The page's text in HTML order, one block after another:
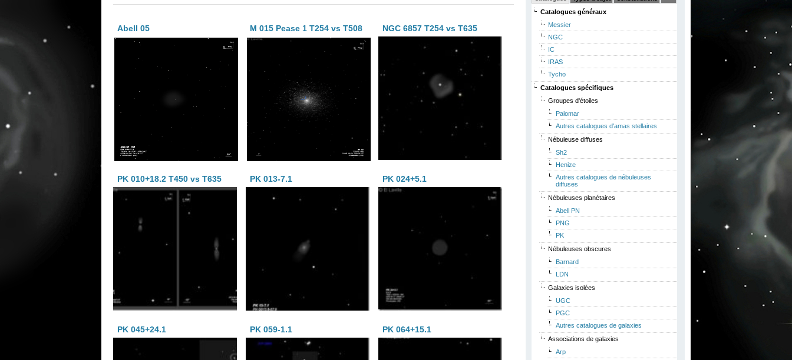
Abell 05 M 015 Pease 1 T254 vs T508 NGC 6857 T254 vs T635
PK 010+18.2 T450 vs T635 PK 013-7.1 PK 024+5.1
PK 045+24.1 PK 059-1.1 PK 064+15.1
Catalogues généraux
Messier
NGC
IC
IRAS
Tycho
Catalogues spécifiques
Groupes d'étoiles
Palomar
Autres catalogues d'amas stellaires
Nébuleuse diffuses
Sh2
Henize
Autres catalogues de nébuleuses
diffuses
Nébuleuses planétaires
Abell PN
PNG
PK
Nébuleuses obscures
Barnard
LDN
Galaxies isolées
UGC
PGC
Autres catalogues de galaxies
Associations de galaxies
Arp